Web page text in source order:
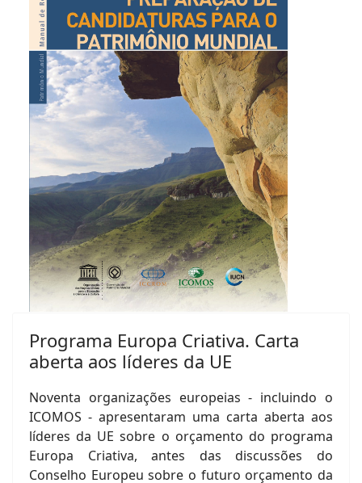
Programa Europa Criativa. Carta
aberta aos líderes da UE
Noventa organizações europeias - incluindo o
ICOMOS - apresentaram uma carta aberta aos
líderes da UE sobre o orçamento do programa
Europa Criativa, antes das discussões do
Conselho Europeu sobre o futuro orçamento da